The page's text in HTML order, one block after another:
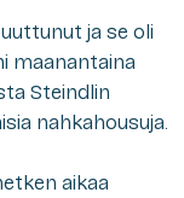
ja se oli
maanantaina
Steindlin
nahkahousuja.
aikaa